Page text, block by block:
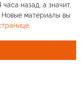
назад, а значит,
Новые материалы вы
.